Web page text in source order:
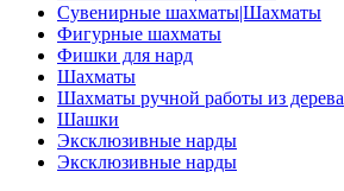
Сувенирные шахматы|Шахматы
Фигурные шахматы
Фишки для нард
Шахматы
Шахматы ручной работы из дерева
Шашки
Эксклюзивные нарды
Эксклюзивные нарды